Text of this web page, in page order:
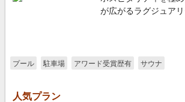
が広がるラグジュア
プール 駐車場 アワード受賞歴有 サウナ
人気プラン